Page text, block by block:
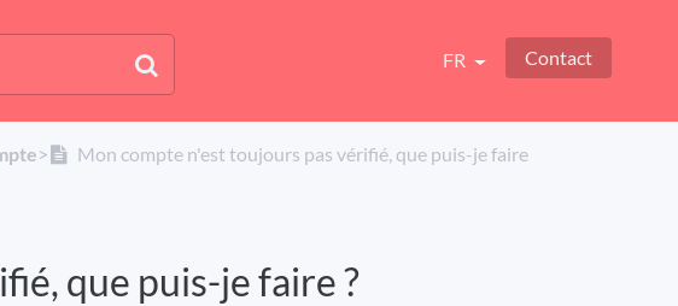
FR Contact
​>​
Mon compte n'est toujours pas vérifié, que puis-je faire
que puis-je faire ?